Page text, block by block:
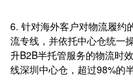
6. 针对海外客户对物流履约
流专线，并依托中心仓统一
升B2B半托管服务的物流时
线深圳中心仓，超过98%的